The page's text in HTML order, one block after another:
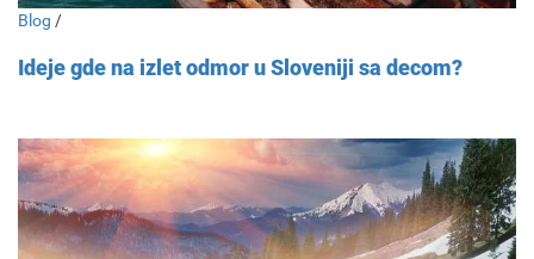
Blog /
Ideje gde na izlet odmor u Sloveniji sa decom?